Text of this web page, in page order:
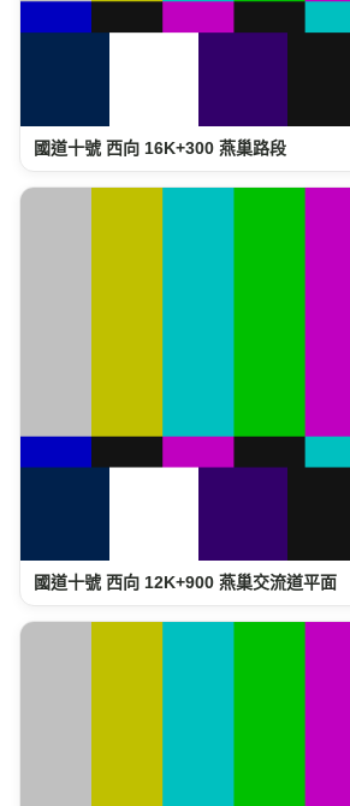
國道十號 西向 16K+300 燕巢路段
國道十號 西向 12K+900 燕巢交流道平面